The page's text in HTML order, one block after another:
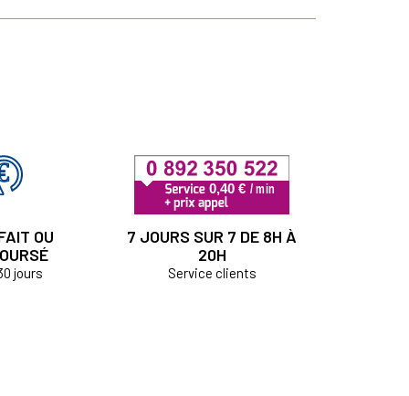
OU
jours
7 JOURS SUR 7 DE 8H À
20H
Service clients